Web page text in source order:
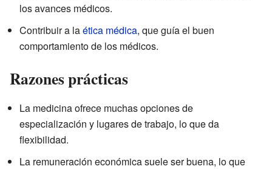
los avances médicos.
Contribuir a laética médica, que guía el buen
comportamiento de los médicos.
Razones prácticas
La medicina ofrece muchas opciones de
especialización y lugares de trabajo, lo que da
flexibilidad.
La remuneración económica suele ser buena, lo que